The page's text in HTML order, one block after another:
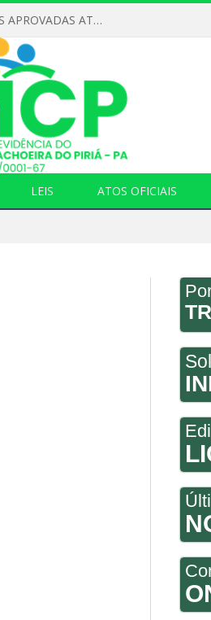
DECLARAMOS QUE NÃO HOUVERAM NOVAS LEIS APROVADAS ATÉ O MOMENTO PARA O INSTITUTO DE PREVIDÊNCIA NO ANO DE 2026
LEIS ATOS OFICIAIS